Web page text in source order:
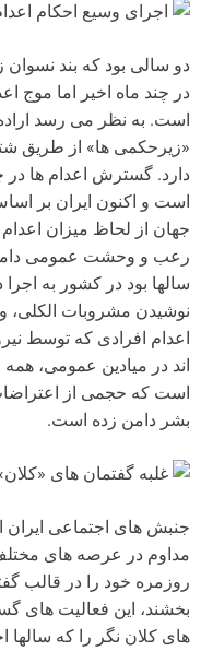
اجرای وسیع احکام
دو سالی بود که بند نسوان
در چند ماه اخیر اما موج
است. به نظر می رسد
«زیرحکمی ها» از طریق
دارد. گسترش اعدام ها در
است و اکنون ایران بر
جهان از لحاظ میزان
رعب و وحشت عمومی
سالها بود در کشور به
نوشیدن مشروبات الکلی،
اعدام افرادی که توسط
اند در میادین عمومی،
است که حجمی از
بشر دامن زده است.
غلبه گفتمان های
جنبش های اجتماعی
مداوم در عرصه های مختلف
روزمره خود را در قالب
بخشند، این فعالیت های
های کلان نگر را که سالها